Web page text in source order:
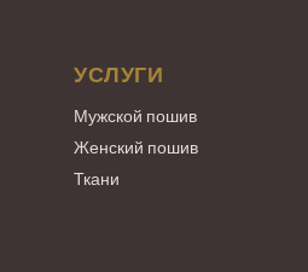
УСЛУГИ
Мужской пошив
Женский пошив
Ткани